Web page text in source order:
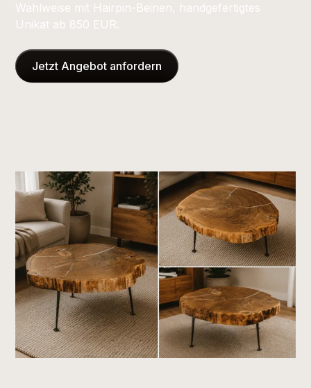
Wahlweise mit Hairpin-Beinen, handgefertigtes
Unikat ab 850 EUR.
Jetzt Angebot anfordern